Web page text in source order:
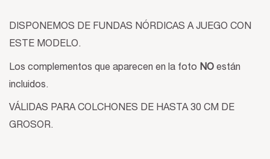
DISPONEMOS DE FUNDAS NÓRDICAS A JUEGO CON
ESTE MODELO.
Los complementos que aparecen en la foto NO están
incluidos.
VÁLIDAS PARA COLCHONES DE HASTA 30 CM DE
GROSOR.